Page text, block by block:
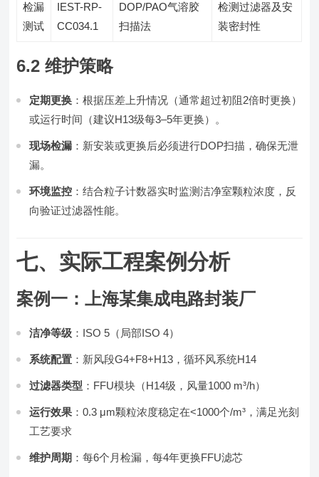
检漏
测试
IEST-RP-
CC034.1
DOP/PAO气溶胶
扫描法
检测过滤器及安
装密封性
6.2 维护策略
定期更换 ：根据压差上升情况（通常超过初阻2倍时更换）
或运行时间（建议H13级每3–5年更换）。
现场检漏 ：新安装或更换后必须进行DOP扫描，确保无泄
漏。
环境监控 ：结合粒子计数器实时监测洁净室颗粒浓度，反
向验证过滤器性能。
七、实际工程案例分析
案例一：上海某集成电路封装厂
洁净等级 ：ISO 5（局部ISO 4）
系统配置 ：新风段G4+F8+H13，循环风系统H14
过滤器类型 ：FFU模块（H14级，风量1000 m³/h）
运行效果 ：0.3 μm颗粒浓度稳定在<1000个/m³，满足光刻
工艺要求
维护周期 ：每6个月检漏，每4年更换FFU滤芯